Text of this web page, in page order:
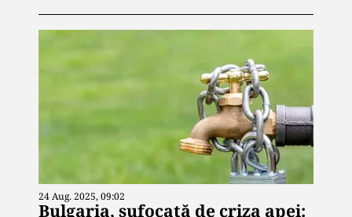
24 Aug. 2025, 09:02
Bulgaria, sufocată de criza apei: